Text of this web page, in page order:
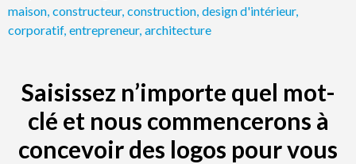
maison constructeur, construction design d'intérieur,
corporatif, entrepreneur, architecture
Saisissez n’importe quel mot-
clé et nous commencerons à
concevoir des logos pour vous